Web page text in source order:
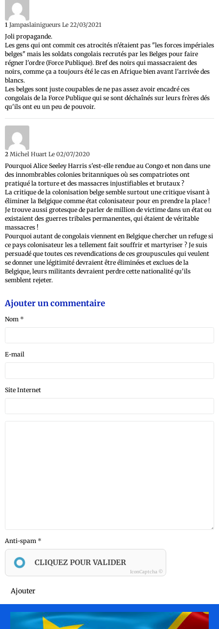
1 Jampaslainigueurs Le 22/03/2021
Joli propagande.
Les gens qui ont commit ces atrocités n'étaient pas "les forces impériales
belges" mais les soldats congolais recrutés par les Belges pour faire
régner l'ordre (Force Publique). Bref des noirs qui massacraient des
noirs, comme ça a toujours été le cas en Afrique bien avant l'arrivée des
blancs.
Les belges sont juste coupables de ne pas assez avoir encadré ces
congolais de la Force Publique qui se sont déchaînés sur leurs frères dés
qu'ils ont eu un peu de pouvoir.
2 Michel Huart Le 02/07/2020
Pourquoi Alice Seeley Harris s'est-elle rendue au Congo et non dans une
des innombrables colonies britanniques où ses compatriotes ont
pratiqué la torture et des massacres injustifiables et brutaux ?
La critique de la colonisation belge semble surtout une critique visant à
éliminer la Belgique comme état colonisateur pour en prendre la place !
Je trouve aussi grotesque de parler de million de victime dans un état ou
existaient des guerres tribales permanentes, qui étaient de véritable
massacres !
Pourquoi autant de congolais viennent en Belgique chercher un refuge si
ce pays colonisateur les a tellement fait souffrir et martyriser ? Je suis
persuadé que toutes ces revendications de ces groupuscules qui veulent
se donner une légitimité devraient être éliminées et exclues de la
Belgique, leurs militants devraient perdre cette nationalité qu'ils
semblent rejeter.
Ajouter un commentaire
Nom
E-mail
Site Internet
Anti-spam
CLIQUEZ POUR VALIDER
IconCaptcha ©
Ajouter